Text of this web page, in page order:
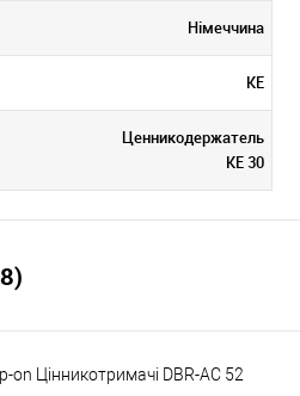
Німеччина
KE
Ценникодержатель
KE 30
on Цінникотримачі DBR-AC 52